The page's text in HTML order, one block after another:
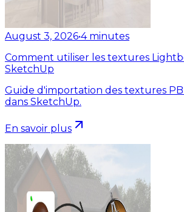
August 3, 2026•4 minutes
Comment utiliser les textures
SketchUp
Guide d'importation des textures
dans SketchUp.
En savoir plus